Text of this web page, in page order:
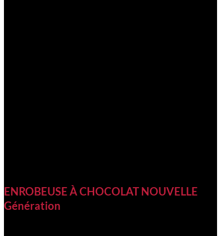
ENROBEUSE À CHOCOLAT NOUVELLE
Génération